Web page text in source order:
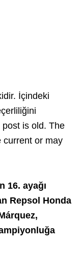
İçindeki
post is old. The
current or may
16. ayağı
Repsol Honda